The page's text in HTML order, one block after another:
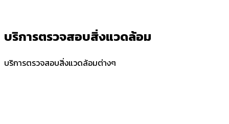
บริการตรวจสอบสิ่งแวดล้อม
บริการตรวจสอบสิ่งแวดล้อมต่างๆ